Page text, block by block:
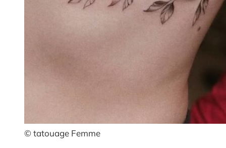
© tatouage Femme